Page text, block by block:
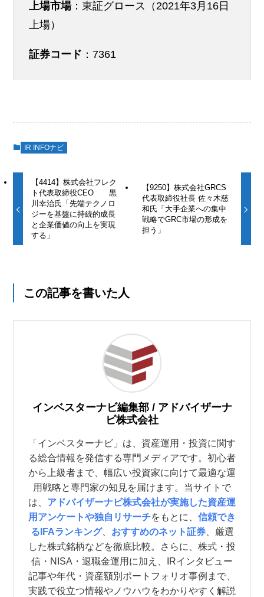
上場市場：東証グロース（2021年3月16日
上場）
証券コード ：7361
IR INFOナビ
【4414】株式会社フレク
ト代表取締役CEO 黒
川幸治氏「先端テクノロ
ジーを基盤に持続的成長
と企業価値の向上を実現
する」
【9250】株式会社GRCS
代表取締役社長 佐々木慈
和氏「大手企業への集中
戦略でGRC市場の形成を
担う」
この記事を書いた人
インベスターナビ編集部 / アドバイザーナ
ビ株式会社
「インベスターナビ」は、資産運用・投資に関す
る総合情報を発信する専門メディアです。初心者
から上級者まで、幅広い投資家に向けて最適な運
用戦略と専門家の知見を届けます。当サイトで
は、 アドバイザーナビ株式会社が実施した資産運
用アンケートや独自リサーチをもとに、 信頼でき
るIFAランキング、 おすすめのネット証券、厳選
した株式銘柄などを徹底比較。さらに、株式・投
信・NISA・退職金運用に加え、IRインタビュー
記事や年代・資産額別ポートフォリオ事例まで、
実践で役立つ情報やノウハウをわかりやすく解説